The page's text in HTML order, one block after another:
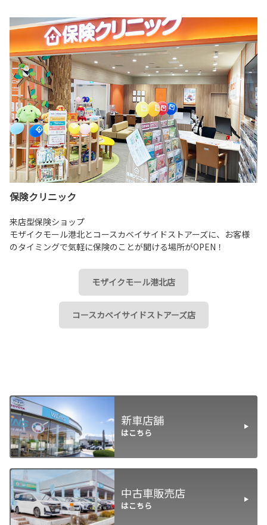
保険クリニック
来店型保険ショップ
モザイクモール港北とコースカベイサイドストアーズに、お客様
のタイミングで気軽に保険のことが聞ける場所がOPEN！
モザイクモール港北店
コースカベイサイドストアーズ店
新車店舗
はこちら
中古車販売店
はこちら